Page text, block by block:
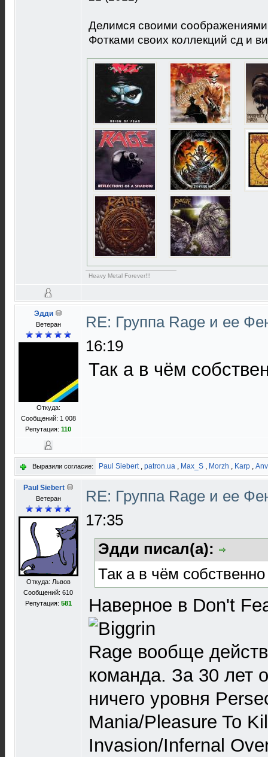
Делимся своими
Фотками своих коллекций сд и
Heavy Metal Forever!!!
Эдди
Ветеран
Откуда:
Сообщений: 1 008
Репутация: 110
RE: Группа Rage и ее
16:19
Так а в чём
Выразили согласие: Paul Siebert, patron.ua , Max_S , Morzh , Karp ,
Paul Siebert
Ветеран
Откуда: Львов
Сообщений: 610
Репутация: 581
RE: Группа Rage и ее
17:35
Эдди писал(а):
Так а в чём
Наверное в Don't
Rage вообще
команда. За 30 лет
ничего уровня
Mania/Pleasure To
Invasion/Infernal